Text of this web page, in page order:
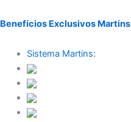
Benefícios Exclusivos Martins
Sistema Martins: